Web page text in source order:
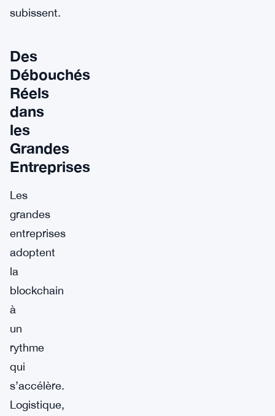
subissent.
Des
Débouchés
Réels
dans
les
Grandes
Entreprises
Les
grandes
entreprises
adoptent
la
blockchain
à
un
rythme
qui
s’accélère.
Logistique,